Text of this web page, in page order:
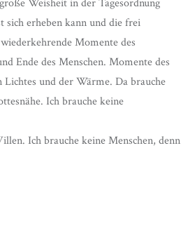
Weisheit in der Tagesordnung
sich erheben kann und die frei
Momente des
Ende des Menschen. Momente des
und der Wärme. Da brauche
Ich brauche keine
Ich brauche keine Menschen, denn